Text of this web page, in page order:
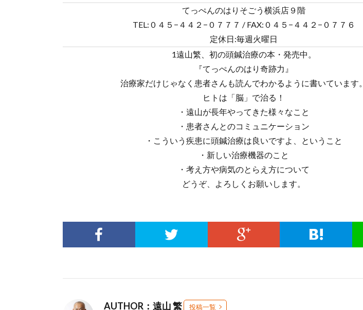
てっぺんのはりそごう横浜店９階
TEL:０４５−４４２−０７７７ / FAX:０４５−４４２−０７７６
定休日:毎週火曜日
1遠山繁、初の頭鍼治療の本・発売中。
『てっぺんのはり奇跡力』
治療家だけじゃなく患者さんも読んでわかるように書いています。
ヒトは「脳」で治る！
・遠山が長年やってきた様々なこと
・患者さんとのコミュニケーション
・こういう疾患に頭鍼治療は良いですよ、ということ
・新しい治療機器のこと
・考え方や病気のとらえ方について
どうぞ、よろしくお願いします。
AUTHOR：遠山 繁
投稿一覧